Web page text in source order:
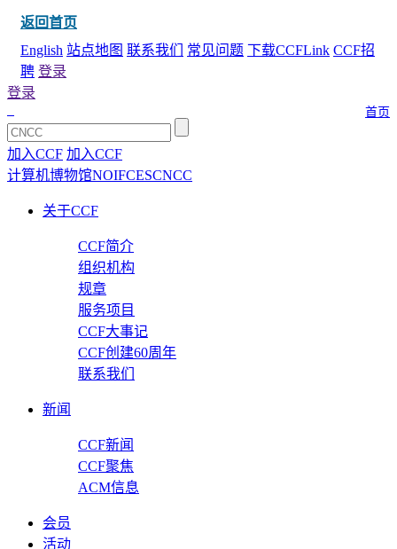
返回首页
English 站点地图 联系我们 常见问题 下载CCFLink CCF招
聘 登录
首页
登录
加入CCF 加入CCF
计算机博物馆NOIFCESCNCC
关于CCF
CCF简介
组织机构
规章
服务项目
CCF大事记
CCF创建60周年
联系我们
新闻
CCF新闻
CCF聚焦
ACM信息
会员
活动